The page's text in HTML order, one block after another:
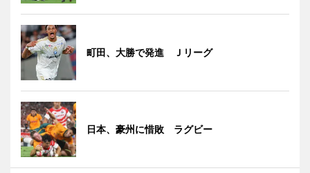
町田、大勝で発進 Ｊリーグ
日本、豪州に惜敗 ラグビー